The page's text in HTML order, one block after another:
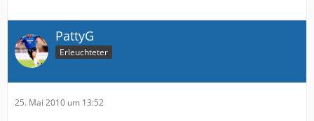
PattyG
Erleuchteter
25. Mai 2010 um 13:52